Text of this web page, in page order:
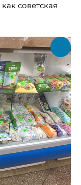
советская